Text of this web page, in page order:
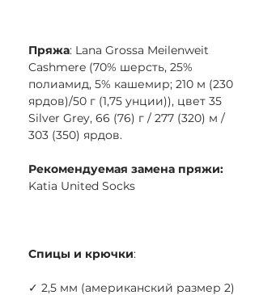
Пряжа: Lana Grossa Meilenweit
Cashmere (70% шерсть, 25%
полиамид, 5% кашемир; 210 м (230
ярдов)/50 г (1,75 унции)), цвет 35
Silver Grey, 66 (76) г / 277 (320) м /
303 (350) ярдов.
Рекомендуемая замена пряжи:
Katia United Socks
Спицы и крючки:
✓ 2,5 мм (американский размер 2)